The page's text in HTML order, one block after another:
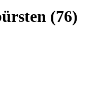
(76)